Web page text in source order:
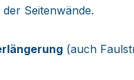
Seitenwände.
(auch